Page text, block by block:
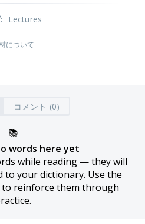
: Lectures
について
コメント (0)
📚
words here yet
while reading — they will
to your dictionary. Use the
to reinforce them through